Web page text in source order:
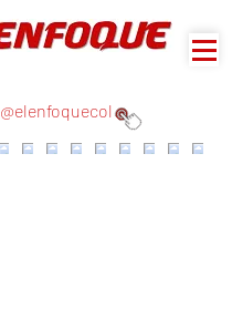
@elenfoquecol